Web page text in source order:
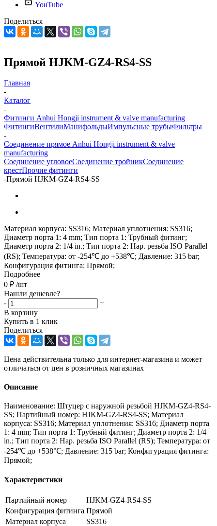
YouTube
Поделиться
Прямой HJKM-GZ4-RS4-SS
Главная
-
Каталог
-
Фитинги Anhui Hongji instrument & valve manufacturing
ФитингиВентилиМанифольдыИмпульсные трубыФильтры
-
Соединение прямое Anhui Hongji instrument & valve
manufacturing
Соединение угловоеСоединение тройникСоединение
крестПрочие фитинги
-Прямой HJKM-GZ4-RS4-SS
Материал корпуса: SS316; Материал уплотнения: SS316;
Диаметр порта 1: 4 mm; Тип порта 1: Трубный фитинг;
Диаметр порта 2: 1/4 in.; Тип порта 2: Нар. резьба ISO Parallel
(RS); Температура: от -254℃ до +538℃; Давление: 315 bar;
Конфигурация фитинга: Прямой;
Подробнее
0 ₽ /шт
Нашли дешевле?
-
+
В корзину
Купить в 1 клик
Поделиться
Цена действительна только для интернет-магазина и может
отличаться от цен в розничных магазинах
Описание
Наименование: Штуцер с наружной резьбой HJKM-GZ4-RS4-
SS; Партийный номер: HJKM-GZ4-RS4-SS; Материал
корпуса: SS316; Материал уплотнения: SS316; Диаметр порта
1: 4 mm; Тип порта 1: Трубный фитинг; Диаметр порта 2: 1/4
in.; Тип порта 2: Нар. резьба ISO Parallel (RS); Температура: от
-254℃ до +538℃; Давление: 315 bar; Конфигурация фитинга:
Прямой;
Характеристики
Партийный номер
HJKM-GZ4-RS4-SS
Конфигурация фитинга Прямой
Материал корпуса
SS316